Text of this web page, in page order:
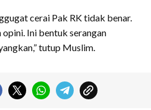
cerai Pak RK tidak benar.
opini. Ini bentuk serangan
tutup Muslim.